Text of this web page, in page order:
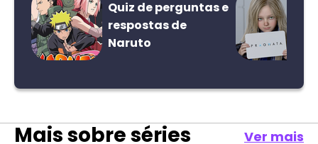
Quiz de perguntas e
respostas de
Naruto
Mais sobreséries Ver mais